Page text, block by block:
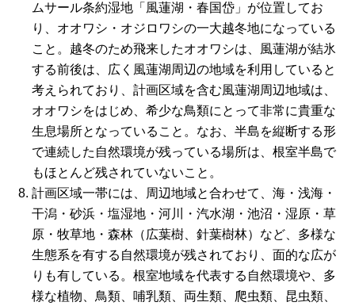
ムサール条約湿地「風蓮湖・春国岱」が位置してお
り、オオワシ・オジロワシの一大越冬地になっている
こと。越冬のため飛来したオオワシは、風蓮湖が結氷
する前後は、広く風蓮湖周辺の地域を利用していると
考えられており、計画区域を含む風蓮湖周辺地域は、
オオワシをはじめ、希少な鳥類にとって非常に貴重な
生息場所となっていること。なお、半島を縦断する形
で連続した自然環境が残っている場所は、根室半島で
もほとんど残されていないこと。
計画区域一帯には、周辺地域と合わせて、海・浅海・
干潟・砂浜・塩湿地・河川・汽水湖・池沼・湿原・草
原・牧草地・森林（広葉樹、針葉樹林）など、多様な
生態系を有する自然環境が残されており、面的な広が
りも有している。根室地域を代表する自然環境や、多
様な植物、鳥類、哺乳類、両生類、爬虫類、昆虫類、